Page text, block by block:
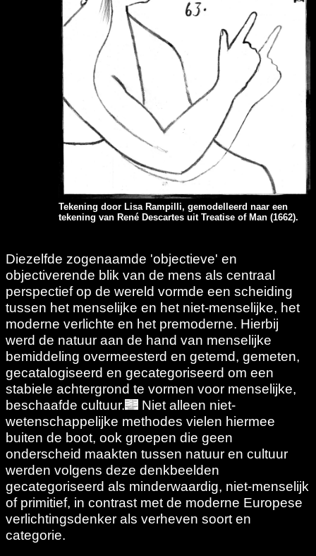
Tekening door Lisa Rampilli, gemodelleerd naar een
tekening van René Descartes uit Treatise of Man (1662).
Diezelfde zogenaamde 'objectieve' en
objectiverende blik van de mens als centraal
perspectief op de wereld vormde een scheiding
tussen het menselijke en het niet-menselijke, het
moderne verlichte en het premoderne. Hierbij
werd de natuur aan de hand van menselijke
bemiddeling overmeesterd en getemd, gemeten,
gecatalogiseerd en gecategoriseerd om een
stabiele achtergrond te vormen voor menselijke,
beschaafde cultuur.
Niet alleen niet-
wetenschappelijke methodes vielen hiermee
buiten de boot, ook groepen die geen
onderscheid maakten tussen natuur en cultuur
werden volgens deze denkbeelden
gecategoriseerd als minderwaardig, niet-menselijk
of primitief, in contrast met de moderne Europese
verlichtingsdenker als verheven soort en
categorie.